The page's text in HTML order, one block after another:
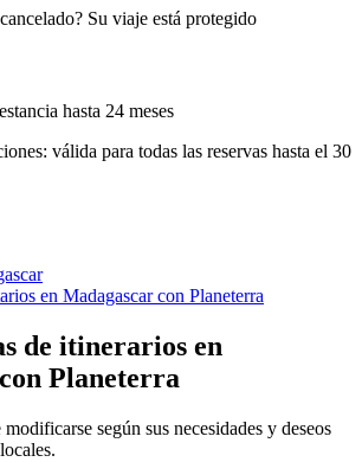
Su viaje está protegido
hasta 24 meses
válida para todas las reservas hasta el 30
en Madagascar con Planeterra
de itinerarios en
Planeterra
según sus necesidades y deseos